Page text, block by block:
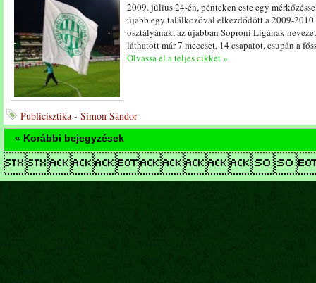
2009. július 24-én, pénteken este egy
újabb egy találkozóval elkezdődött a 2009-
osztályának, az újabban Soproni Ligának
láthatott már 7 meccset, 14 csapatot, csupán a
Olvassa el a teljes cikket »
Publicisztika - Simon Sándor
« Korábbi bejegyzések